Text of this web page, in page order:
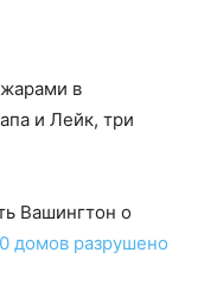
в
и Лейк, три
Вашингтон о
домов разрушено